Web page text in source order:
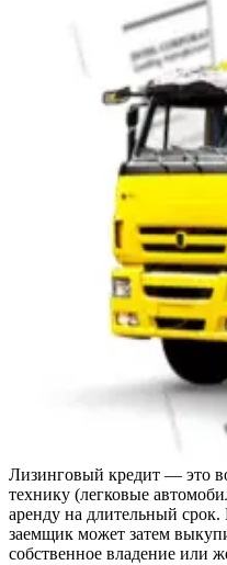
Лизинговый кредит — это
технику (легковые
аренду на длительный
заемщик может затем
собственное владение или